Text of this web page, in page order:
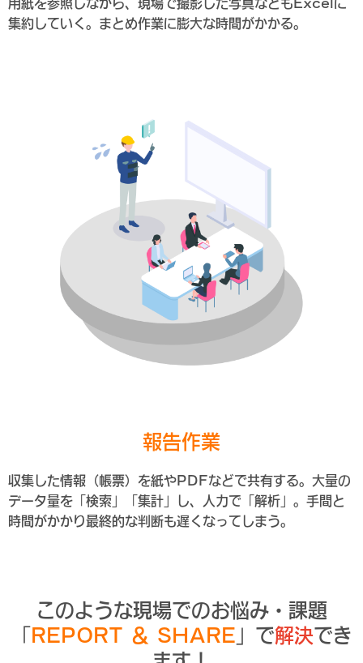
用紙を参照しながら、現場で撮影した写真などもExcelに
集約していく。まとめ作業に膨大な時間がかかる。
報告作業
収集した情報（帳票）を紙やPDFなどで共有する。大量の
データ量を「検索」「集計」し、人力で「解析」。手間と
時間がかかり最終的な判断も遅くなってしまう。
このような現場でのお悩み・課題
REPORT ＆ SHARE で解決でき